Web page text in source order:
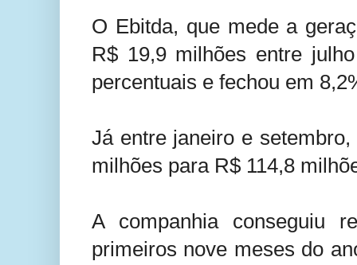
O Ebitda, que mede a
R$ 19,9 milhões entre
percentuais e fechou em
Já entre janeiro e
milhões para R$ 114,8
A companhia conseguiu
primeiros nove meses do